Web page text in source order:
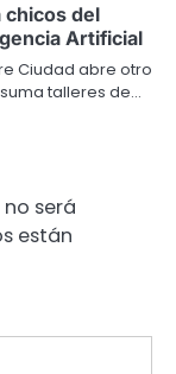
chicos del
Artificial
Ciudad abre otro
talleres de…
será
están